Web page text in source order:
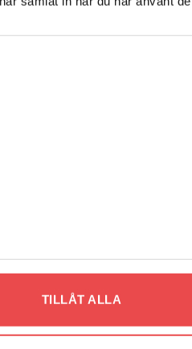
TILLÅT ALLA
snabba leveranser och bra